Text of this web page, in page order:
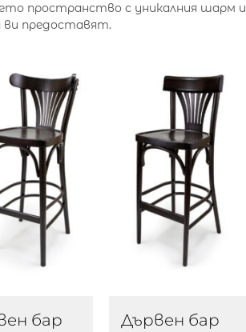
пространство с уникалния шарм и
предоставят.
бар
Дървен бар